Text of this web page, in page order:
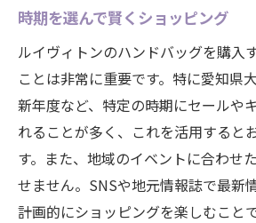
時期を選んで賢くショッピング
ルイヴィトンのハンドバッグを購入
ことは非常に重要です。特に愛知県
新年度など、特定の時期にセールや
れることが多く、これを活用すると
す。また、地域のイベントに合わせ
せません。SNSや地元情報誌で最新
計画的にショッピングを楽しむこと